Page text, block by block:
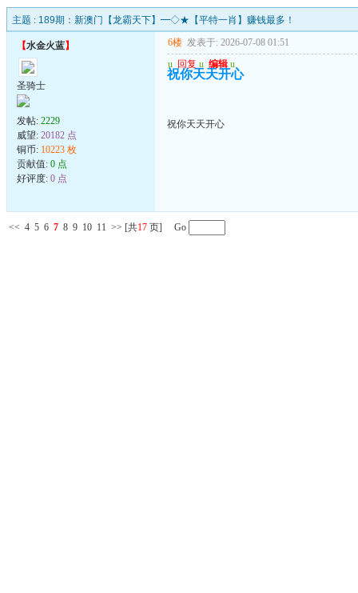
主题 : 189期：新澳门【龙霸天下】━◇★【平特一肖】赚钱最多！
【水金火蓝】
圣骑士
发帖: 2229
威望: 20182 点
铜币: 10223 枚
贡献值: 0 点
好评度: 0 点
6楼 发表于: 2026-07-08 01:51
u 回复 u 编辑 u
祝你天天开心
祝你天天开心
<< 4 5 6 7 8 9 10 11 >> [共17 页] Go